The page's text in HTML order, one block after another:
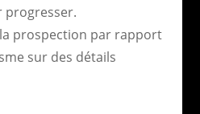
progresser.
prospection par rapport
sur des détails